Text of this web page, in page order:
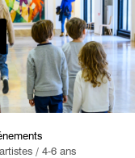
/ 4-6 ans